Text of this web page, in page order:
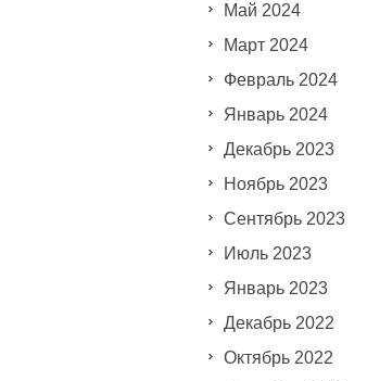
Май 2024
Март 2024
Февраль 2024
Январь 2024
Декабрь 2023
Ноябрь 2023
Сентябрь 2023
Июль 2023
Январь 2023
Декабрь 2022
Октябрь 2022